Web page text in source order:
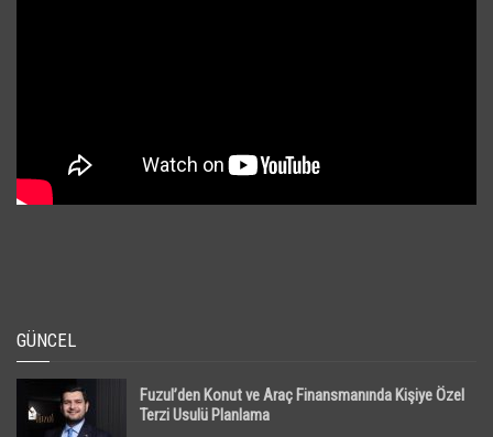
GÜNCEL
Fuzul’den Konut ve Araç Finansmanında Kişiye Özel
Terzi Usulü Planlama